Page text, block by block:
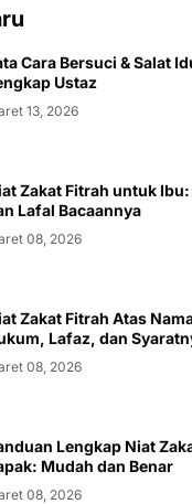
Cara Bersuci & Salat
Ustaz
13, 2026
Zakat Fitrah untuk
Lafal Bacaannya
08, 2026
Zakat Fitrah Atas
Lafaz, dan
08, 2026
Lengkap Niat
Mudah dan Benar
08, 2026